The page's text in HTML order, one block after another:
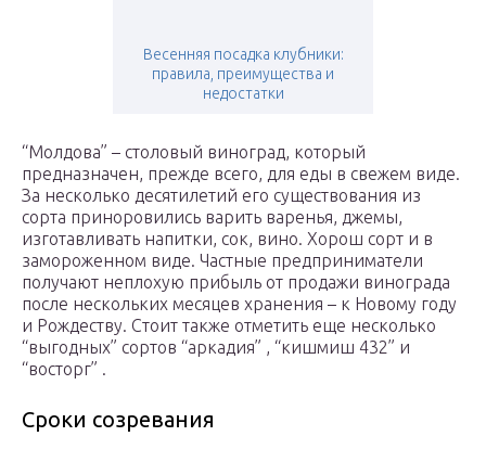
Весенняя посадка клубники:
правила, преимущества и
недостатки
“Молдова” – столовый виноград, который
предназначен, прежде всего, для еды в свежем виде.
За несколько десятилетий его существования из
сорта приноровились варить варенья, джемы,
изготавливать напитки, сок, вино. Хорош сорт и в
замороженном виде. Частные предприниматели
получают неплохую прибыль от продажи винограда
после нескольких месяцев хранения – к Новому году
и Рождеству. Стоит также отметить еще несколько
“выгодных” сортов “аркадия” , “кишмиш 432” и
“восторг” .
Сроки созревания